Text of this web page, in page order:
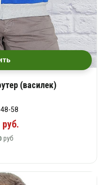
(василек)
58
руб